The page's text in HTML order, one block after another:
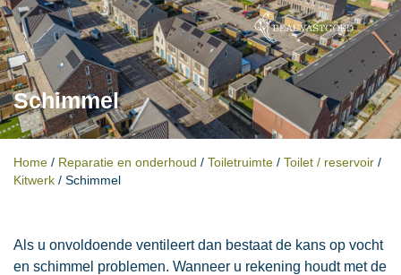
Schimmel
Home / Reparatie en onderhoud / Toiletruimte / Toilet / reservoir /
Kitwerk / Schimmel
Als u onvoldoende ventileert dan bestaat de kans op vocht
en schimmel problemen. Wanneer u rekening houdt met de